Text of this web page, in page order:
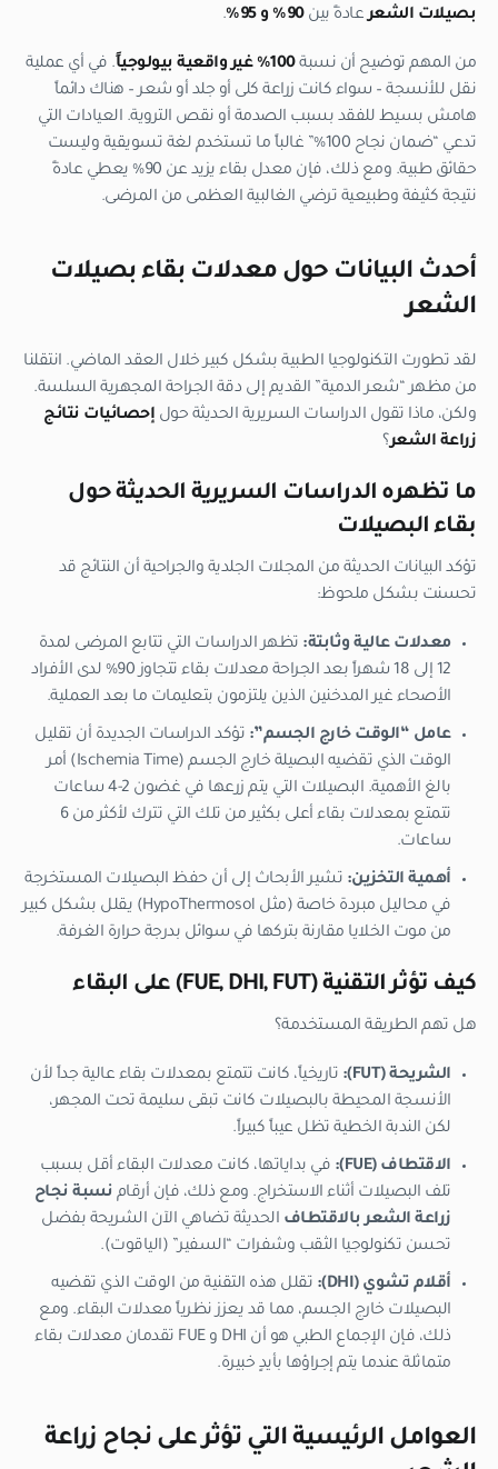
بصيلات الشعرعادةً بين90% و 95% .
من المهم توضيح أن نسبة100% غير واقعية بيولوجياً
. في أي عملية
نقل للأنسجة – سواء كانت زراعة كلى أو جلد أو شعر – هناك دائماً
هامش بسيط للفقد بسبب الصدمة أو نقص التروية. العيادات التي
تدعي “ضمان نجاح 100%” غالباً ما تستخدم لغة تسويقية وليست
حقائق طبية. ومع ذلك، فإن معدل بقاء يزيد عن 90% يعطي عادةً
نتيجة كثيفة وطبيعية ترضي الغالبية العظمى من المرضى.
أحدث البيانات حول معدلات بقاء بصيلات
الشعر
لقد تطورت التكنولوجيا الطبية بشكل كبير خلال العقد الماضي. انتقلنا
من مظهر “شعر الدمية” القديم إلى دقة الجراحة المجهرية السلسة.
ولكن، ماذا تقول الدراسات السريرية الحديثة حول إحصائيات نتائج
زراعة الشعر؟
ما تظهره الدراسات السريرية الحديثة حول
بقاء البصيلات
تؤكد البيانات الحديثة من المجلات الجلدية والجراحية أن النتائج قد
تحسنت بشكل ملحوظ:
معدلات عالية وثابتة: تظهر الدراسات التي تتابع المرضى لمدة
12 إلى 18 شهراً بعد الجراحة معدلات بقاء تتجاوز 90% لدى الأفراد
الأصحاء غير المدخنين الذين يلتزمون بتعليمات ما بعد العملية.
عامل “الوقت خارج الجسم”: تؤكد الدراسات الجديدة أن تقليل
الوقت الذي تقضيه البصيلة خارج الجسم (Ischemia Time) أمر
بالغ الأهمية. البصيلات التي يتم زرعها في غضون 2-4 ساعات
تتمتع بمعدلات بقاء أعلى بكثير من تلك التي تترك لأكثر من 6
ساعات.
أهمية التخزين: تشير الأبحاث إلى أن حفظ البصيلات المستخرجة
في محاليل مبردة خاصة (مثل HypoThermosol) يقلل بشكل كبير
من موت الخلايا مقارنة بتركها في سوائل بدرجة حرارة الغرفة.
كيف تؤثر التقنية (FUE, DHI, FUT) على البقاء
هل تهم الطريقة المستخدمة؟
الشريحة (FUT):
تاريخياً، كانت تتمتع بمعدلات بقاء عالية جداً لأن
الأنسجة المحيطة بالبصيلات كانت تبقى سليمة تحت المجهر،
لكن الندبة الخطية تظل عيباً كبيراً.
الاقتطاف (FUE):
في بداياتها، كانت معدلات البقاء أقل بسبب
تلف البصيلات أثناء الاستخراج. ومع ذلك، فإن أرقام نسبة نجاح
زراعة الشعر بالاقتطاف الحديثة تضاهي الآن الشريحة بفضل
تحسن تكنولوجيا الثقب وشفرات “السفير” (الياقوت).
أقلام تشوي (DHI):
تقلل هذه التقنية من الوقت الذي تقضيه
البصيلات خارج الجسم، مما قد يعزز نظرياً معدلات البقاء. ومع
ذلك، فإن الإجماع الطبي هو أن DHI و FUE تقدمان معدلات بقاء
متماثلة عندما يتم إجراؤها بأيدٍ خبيرة.
العوامل الرئيسية التي تؤثر على نجاح زراعة